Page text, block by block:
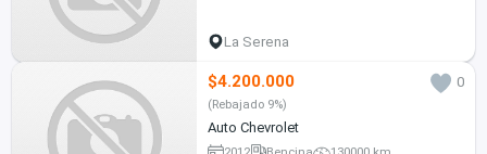
La Serena
$4.200.000 0
(Rebajado 9%)
Auto Chevrolet